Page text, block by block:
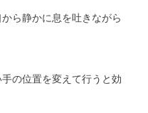
ら静かに息を吐きながら
の位置を変えて行うと効